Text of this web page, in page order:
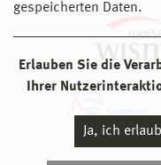
gespeicherten Daten.
Erlauben Sie die
Ihrer
Ja, ich